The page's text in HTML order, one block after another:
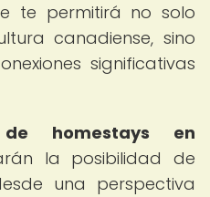
te permitirá no solo
canadiense, sino
significativas
de homestays en
la posibilidad de
una perspectiva